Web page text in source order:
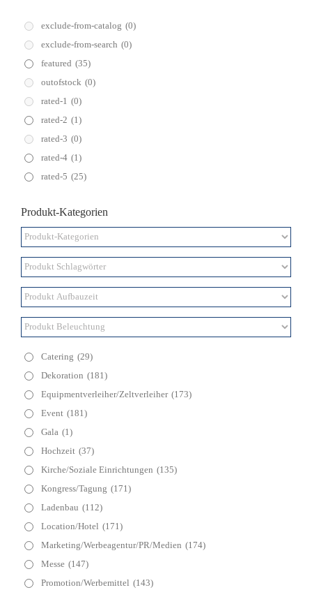
exclude-from-catalog (0)
exclude-from-search (0)
featured (35)
outofstock (0)
rated-1 (0)
rated-2 (1)
rated-3 (0)
rated-4 (1)
rated-5 (25)
Produkt-Kategorien
Catering (29)
Dekoration (181)
Equipmentverleiher/Zeltverleiher (173)
Event (181)
Gala (1)
Hochzeit (37)
Kirche/Soziale Einrichtungen (135)
Kongress/Tagung (171)
Ladenbau (112)
Location/Hotel (171)
Marketing/Werbeagentur/PR/Medien (174)
Messe (147)
Promotion/Werbemittel (143)